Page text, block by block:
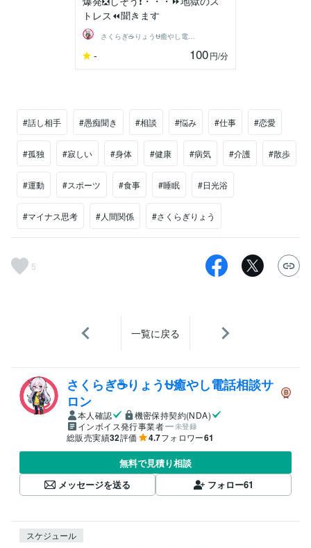
トレス⏪聞きます
さくらぎ☕りょう⛎癒やし電話相談サロン
- 100円/分
#話し相手 #愚痴聞き #相談 #悩み #仕事 #恋愛
#孤独 #寂しい #身体 #健康 #病気 #介護 #散歩
#運動 #スポーツ #食事 #睡眠 #日光浴
#マイナス思考 #人間関係 #さくらぎりょう
5
一覧に戻る
さくらぎ☕りょう⛎癒やし電話相談サ
ロン
本人確認
機密保持契約(NDA)
インボイス発行事業者
未登録
総販売実績32評価 4.7フォロワー61
無料で見積り相談
メッセージを送る
フォロー61
スケジュール